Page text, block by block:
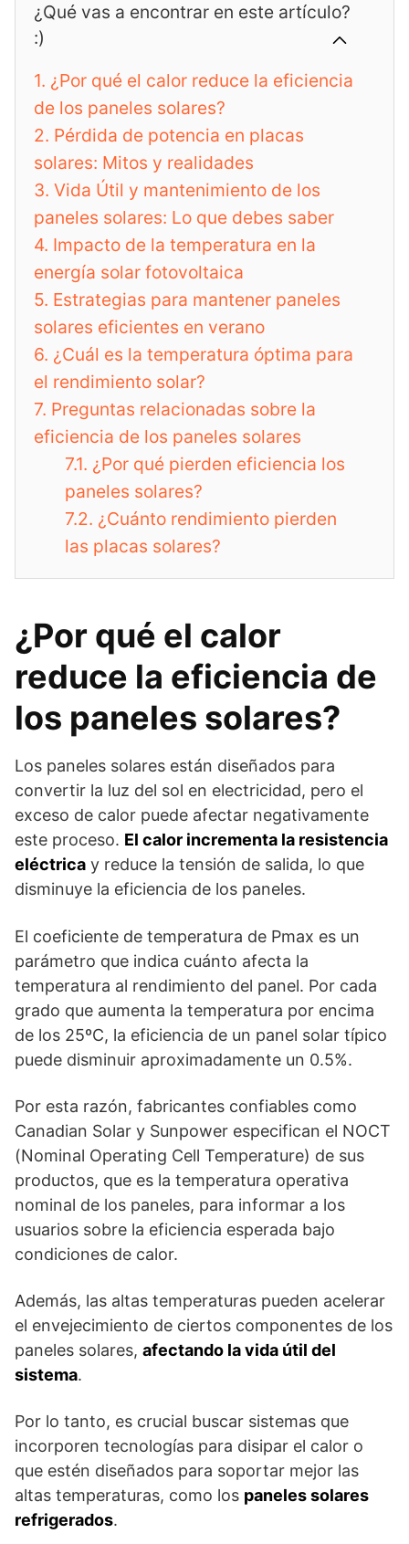
¿Qué vas a encontrar en este artículo?
:)
1. ¿Por qué el calor reduce la eficiencia
de los paneles solares?
2. Pérdida de potencia en placas
solares: Mitos y realidades
3. Vida Útil y mantenimiento de los
paneles solares: Lo que debes saber
4. Impacto de la temperatura en la
energía solar fotovoltaica
5. Estrategias para mantener paneles
solares eficientes en verano
6. ¿Cuál es la temperatura óptima para
el rendimiento solar?
7. Preguntas relacionadas sobre la
eficiencia de los paneles solares
7.1. ¿Por qué pierden eficiencia los
paneles solares?
7.2. ¿Cuánto rendimiento pierden
las placas solares?
¿Por qué el calor
reduce la eficiencia de
los paneles solares?
Los paneles solares están diseñados para
convertir la luz del sol en electricidad, pero el
exceso de calor puede afectar negativamente
este proceso. El calor incrementa la resistencia
eléctrica y reduce la tensión de salida, lo que
disminuye la eficiencia de los paneles.
El coeficiente de temperatura de Pmax es un
parámetro que indica cuánto afecta la
temperatura al rendimiento del panel. Por cada
grado que aumenta la temperatura por encima
de los 25ºC, la eficiencia de un panel solar típico
puede disminuir aproximadamente un 0.5%.
Por esta razón, fabricantes confiables como
Canadian Solar y Sunpower especifican el NOCT
(Nominal Operating Cell Temperature) de sus
productos, que es la temperatura operativa
nominal de los paneles, para informar a los
usuarios sobre la eficiencia esperada bajo
condiciones de calor.
Además, las altas temperaturas pueden acelerar
el envejecimiento de ciertos componentes de los
paneles solares, afectando la vida útil del
sistema.
Por lo tanto, es crucial buscar sistemas que
incorporen tecnologías para disipar el calor o
que estén diseñados para soportar mejor las
altas temperaturas, como los paneles solares
refrigerados.